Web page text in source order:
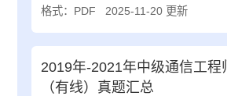
格式：PDF 2025-11-20 更新
2019年-2021年中级通信工程
（有线）真题汇总